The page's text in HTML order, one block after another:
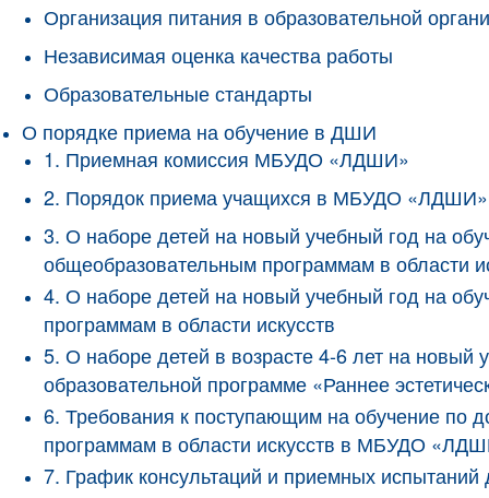
Организация питания в образовательной
Независимая оценка качества работы
Образовательные стандарты
О порядке приема на обучение в ДШИ
1. Приемная комиссия МБУДО «ЛДШИ»
2. Порядок приема учащихся в МБУДО «ЛДШИ»
3. О наборе детей на новый учебный год на
общеобразовательным программам в области
4. О наборе детей на новый учебный год на
программам в области искусств
5. О наборе детей в возрасте 4-6 лет на
образовательной программе «Раннее
6. Требования к поступающим на обучение по
программам в области искусств в МБУДО
7. График консультаций и приемных